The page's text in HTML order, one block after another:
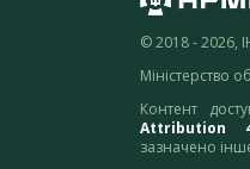
© 2018 - 2026,
Міністерство
Контент
Attribution
зазначено